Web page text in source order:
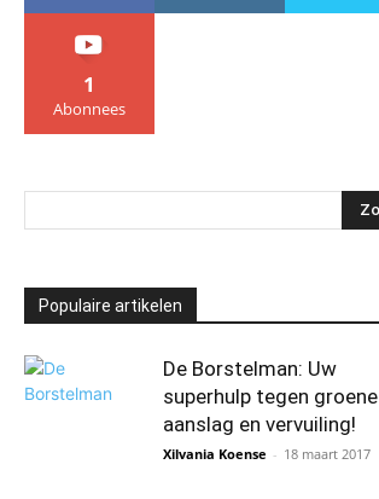
1
Abonnees
Populaire artikelen
De Borstelman: Uw
superhulp tegen groene
aanslag en vervuiling!
Xilvania Koense - 18 maart 2017